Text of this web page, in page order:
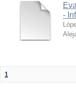
-
1